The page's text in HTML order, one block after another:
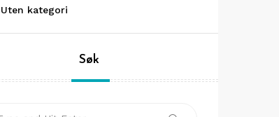
Uten kategori
Søk